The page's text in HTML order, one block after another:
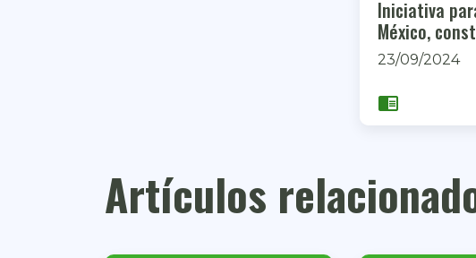
Iniciativa
23/09/2024
chrome_reader_mode
Artículos